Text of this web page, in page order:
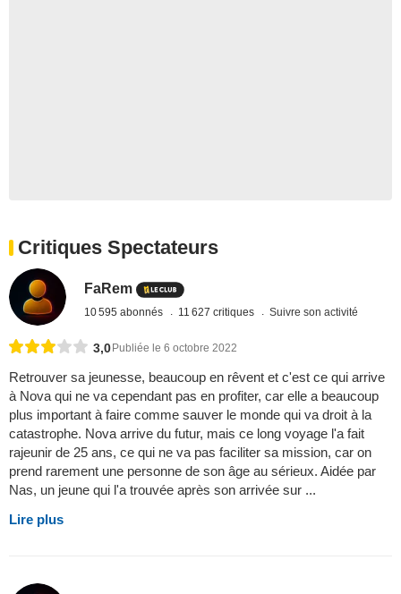
Critiques Spectateurs
FaRem
10 595 abonnés 11 627 critiques Suivre son activité
3,0 Publiée le 6 octobre 2022
Retrouver sa jeunesse, beaucoup en rêvent et c'est ce qui arrive
à Nova qui ne va cependant pas en profiter, car elle a beaucoup
plus important à faire comme sauver le monde qui va droit à la
catastrophe. Nova arrive du futur, mais ce long voyage l'a fait
rajeunir de 25 ans, ce qui ne va pas faciliter sa mission, car on
prend rarement une personne de son âge au sérieux. Aidée par
Nas, un jeune qui l'a trouvée après son arrivée sur ...
Lire plus